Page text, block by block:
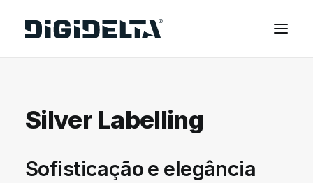
APLICAÇÕES
TECNOLOGIA MIMAKI
Silver Labelling
Sofisticação e elegância